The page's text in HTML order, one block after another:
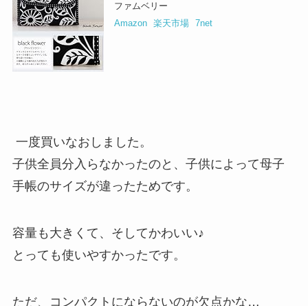
ファムベリー
Amazon
楽天市場 7net
一度買いなおしました。
子供全員分入らなかったのと、子供によって母子
手帳のサイズが違ったためです。
容量も大きくて、そしてかわいい♪
とっても使いやすかったです。
ただ、コンパクトにならないのが欠点かな…